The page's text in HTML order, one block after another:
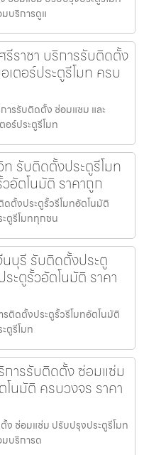
บริการดูแ
ราชา บริการรับติดตั้ง
เตอร์ประตูรีโมท ครบ
ารรับติดตั้ง ซ่อมแซม และ
อร์ประตูรีโมท
รับติดตั้งประตูรีโมท
อัตโนมัติ ราคาถูก
ตั้งประตูรั้วรีโมทอัตโนมัติ
ะตูรีโมททุกชน
บุรี รับติดตั้งประตู
ะตูรั้วอัตโนมัติ ราคา
ติดตั้งประตูรั้วรีโมทอัตโนมัติ
ตูรีโมท
ารรับติดตั้ง ซ่อมแซ่ม
นมัติ ครบวงจร ราคา
ซ่อมแซ่ม ปรับปรุงประตูรีโมท
บริการด